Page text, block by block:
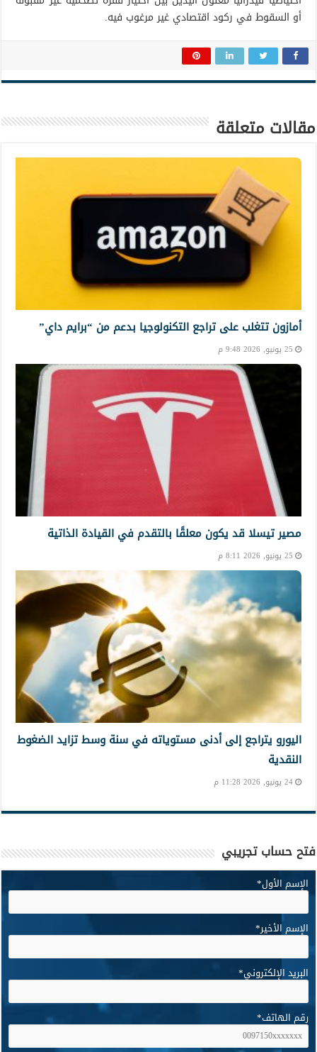
أو السقوط في ركود اقتصادي غير مرغوب فيه.
مقالات متعلقة
أمازون تتغلب على تراجع التكنولوجيا بدعم من “برايم داي”
25 يونيو, 2026 9:48 م
مصير تيسلا قد يكون معلقًا بالتقدم في القيادة الذاتية
25 يونيو, 2026 8:11 م
اليورو يتراجع إلى أدنى مستوياته في سنة وسط تزايد الضغوط
النقدية
24 يونيو, 2026 11:28 م
فتح حساب تجريبي
الإسم الأول*
الإسم الأخير*
البريد الإلكتروني*
رقم الهاتف*